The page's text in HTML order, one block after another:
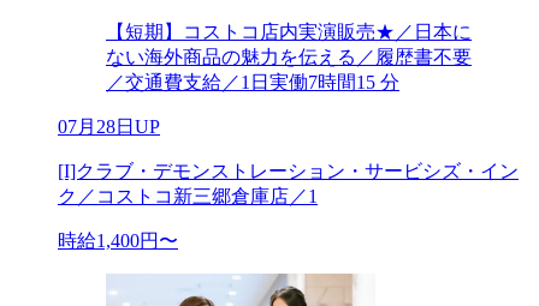
【短期】コストコ店内実演販売★／日本に
ない海外商品の魅力を伝える／履歴書不要
／交通費支給／1日実働7時間15 分
07月28日UP
[I]クラブ・デモンストレーション・サービシズ・イン
ク／コストコ新三郷倉庫店／1
時給1,400円〜